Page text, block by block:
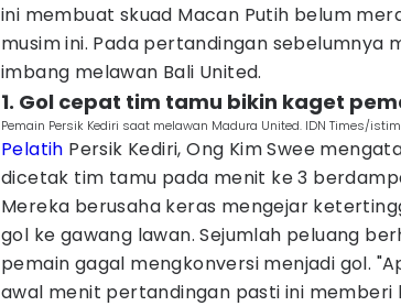
ini membuat skuad Macan Putih belum
musim ini. Pada pertandingan sebelumnya
imbang melawan Bali United.
1. Gol cepat tim tamu bikin kaget
Pemain Persik Kediri saat melawan Madura United. IDN Times/
Pelatih Persik Kediri, Ong Kim Swee
dicetak tim tamu pada menit ke 3
Mereka berusaha keras mengejar
gol ke gawang lawan. Sejumlah peluang
pemain gagal mengkonversi menjadi gol.
awal menit pertandingan pasti ini memberi